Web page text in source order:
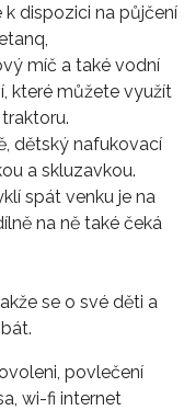
dispozici na půjčení
míč a také vodní
které můžete využít
dětský nafukovací
a skluzavkou.
spát venku je na
na ně také čeká
se o své děti a
povlečení
wi-fi internet